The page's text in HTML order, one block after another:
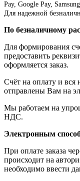
Pay, Google Pay,
Для надежной
По безналичному
Для формирования
предоставить
оформляется заказ.
Счёт на оплату и вся
отправлены Вам на
Мы работаем на
НДС.
Электронным
При оплате заказа
происходит на
необходимо ввести